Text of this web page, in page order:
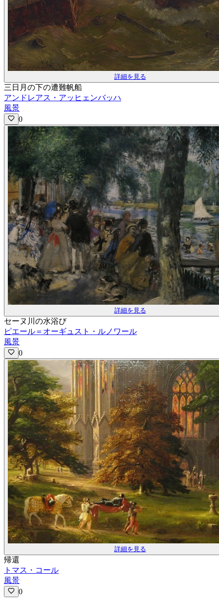
詳細を見る
三日月の下の遭難帆船
アンドレアス・アッヒェンバッハ
風景
0
詳細を見る
セーヌ川の水浴び
ピエール＝オーギュスト・ルノワール
風景
0
詳細を見る
帰還
トマス・コール
風景
0